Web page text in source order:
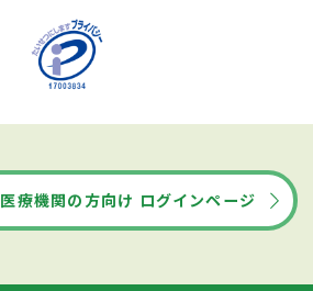
医療機関の方向け ログインページ